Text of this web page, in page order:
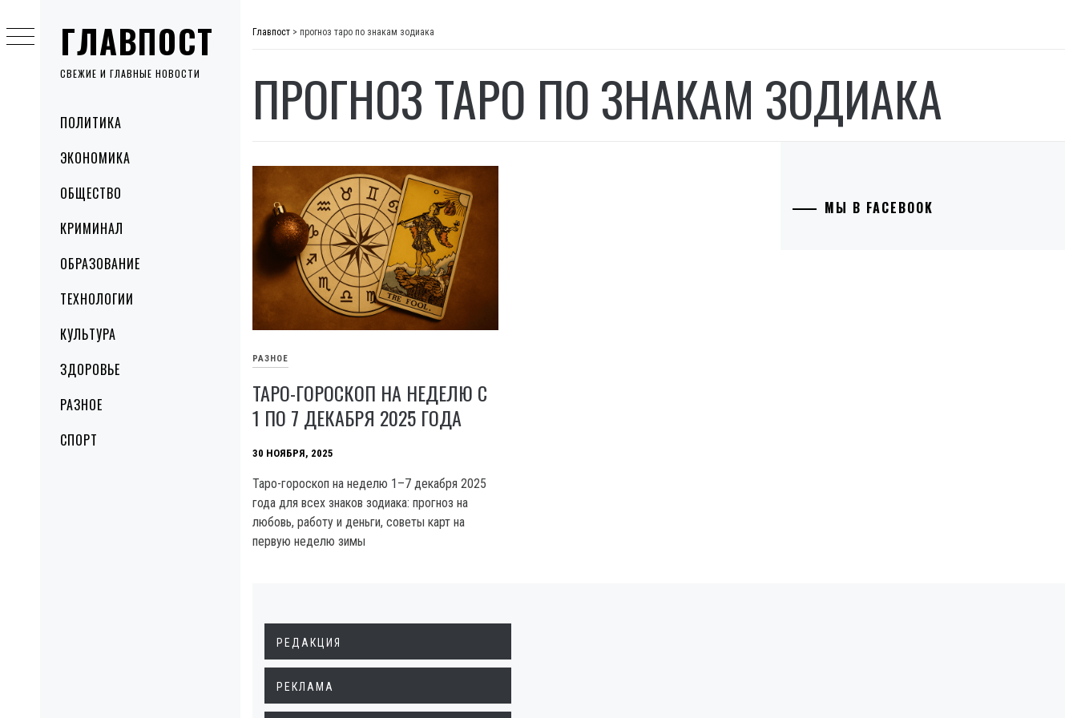
ГЛАВПОСТ
СВЕЖИЕ И ГЛАВНЫЕ НОВОСТИ
MenuПОЛИТИКА
ЭКОНОМИКА
ОБЩЕСТВО
КРИМИНАЛ
ОБРАЗОВАНИЕ
ТЕХНОЛОГИИ
КУЛЬТУРА
ЗДОРОВЬЕ
РАЗНОЕ
СПОРТ
to
content
Главпост > прогноз таро по знакам зодиака
ПРОГНОЗ ТАРО ПО ЗНАКАМ ЗОДИАКА
РАЗНОЕ
ТАРО-ГОРОСКОП НА НЕДЕЛЮ С
1 ПО 7 ДЕКАБРЯ 2025 ГОДА
30 НОЯБРЯ, 2025
Таро-гороскоп на неделю 1–7 декабря 2025
года для всех знаков зодиака: прогноз на
любовь, работу и деньги, советы карт на
первую неделю зимы
МЫ В FACEBOOK
РЕДАКЦИЯ
РЕКЛАМА